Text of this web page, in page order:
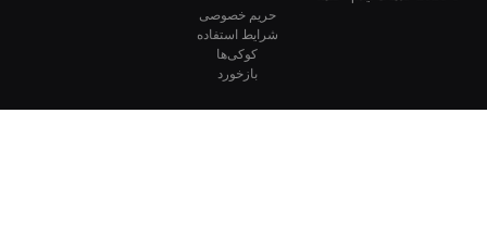
حریم خصوصی
شرایط استفاده
کوکی‌ها
بازخورد